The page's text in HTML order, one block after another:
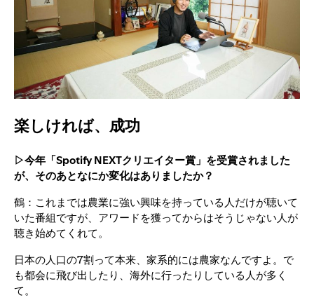
楽しければ、成功
▷今年「Spotify NEXTクリエイター賞」を受賞されました
が、そのあとなにか変化はありましたか？
鶴：これまでは農業に強い興味を持っている人だけが聴いて
いた番組ですが、アワードを獲ってからはそうじゃない人が
聴き始めてくれて。
日本の人口の7割って本来、家系的には農家なんですよ。で
も都会に飛び出したり、海外に行ったりしている人が多く
て。